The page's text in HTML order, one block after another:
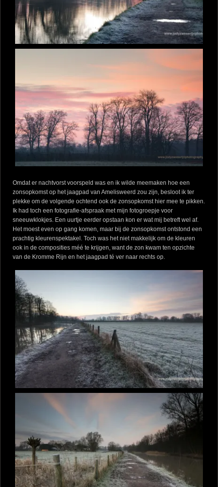
Omdat er nachtvorst voorspeld was en ik wilde meemaken hoe een
zonsopkomst op het jaagpad van Amelisweerd zou zijn, besloot ik ter
plekke om de volgende ochtend ook de zonsopkomst hier mee te pikken.
Ik had toch een fotografie-afspraak met mijn fotogroepje voor
sneeuwklokjes. Een uurtje eerder opstaan kon er wat mij betreft wel af.
Het moest even op gang komen, maar bij de zonsopkomst ontstond een
prachtig kleurenspektakel. Toch was het niet makkelijk om de kleuren
ook in de composities méé te krijgen, want de zon kwam ten opzichte
van de Kromme Rijn en het jaagpad té ver naar rechts op.